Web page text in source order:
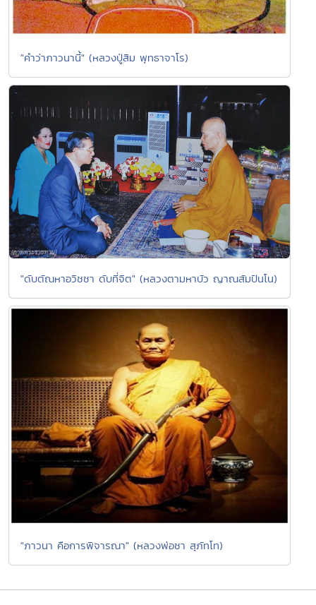
"คำว่าภาวนานี้" (หลวงปู่สิม พุทธาจาโร)
"ดับตัณหาอวิชชา ดับที่จิต" (หลวงตามหาบัว ญาณสัมปันโน)
"ภาวนา คือการพิจารณา" (หลวงพ่อชา สุภัทโท)